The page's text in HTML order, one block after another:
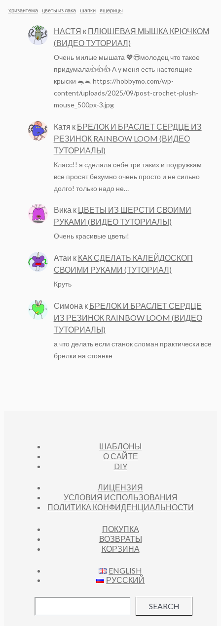
хризантема цветы из лака шапки ящерицы
НАСТЯ к ПЛЮШЕВАЯ МЫШКА КРЮЧКОМ
(ВИДЕО ТУТОРИАЛ)
Очень милые мышата 💖😍молодец что такое
придумала👍👍👍 А у меня есть настоящие
крыски 🐀🐁 https://hobbymo.com/wp-
content/uploads/2025/09/post-crochet-plush-
mouse_500px-3.jpg
Катя к БРЕЛОК И БРАСЛЕТ СЕРДЦЕ ИЗ
РЕЗИНОК RAINBOW LOOM (ВИДЕО
ТУТОРИАЛЫ)
Класс!! я сделала себе три таких и подружкам
все просят безумно очень просто и не сильно
долго! только надо не…
Вика к ЦВЕТЫ ИЗ ШЕРСТИ СВОИМИ
РУКАМИ (ВИДЕО ТУТОРИАЛЫ)
Очень красивые цветы!
Атаи к КАК СДЕЛАТЬ КАЛЕЙДОСКОП
СВОИМИ РУКАМИ (ТУТОРИАЛ)
Круть
Симона к БРЕЛОК И БРАСЛЕТ СЕРДЦЕ
ИЗ РЕЗИНОК RAINBOW LOOM (ВИДЕО
ТУТОРИАЛЫ)
а что делать если станок сломан практически все
брелки на стоянке
ШАБЛОНЫ
О САЙТЕ
DIY
ЛИЦЕНЗИЯ
УСЛОВИЯ ИСПОЛЬЗОВАНИЯ
ПОЛИТИКА КОНФИДЕНЦИАЛЬНОСТИ
ПОКУПКА
ВОЗВРАТЫ
КОРЗИНА
ENGLISH
РУССКИЙ
SEARCH